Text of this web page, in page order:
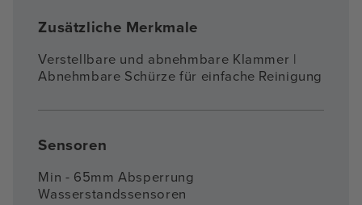
Zusätzliche Merkmale
Verstellbare und abnehmbare Klammer |
Abnehmbare Schürze für einfache Reinigung
Sensoren
Min - 65mm Absperrung
Wasserstandssensoren